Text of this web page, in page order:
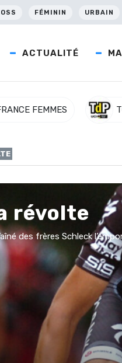
FÉMININ URBAIN
ACTUALITÉ
FEMMES
révolte
des frères Schleck